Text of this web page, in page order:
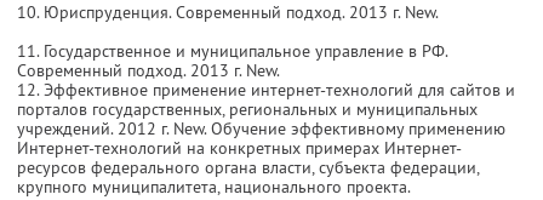
10. Юриспруденция. Современный подход. 2013 г. New.
11. Государственное и муниципальное управление в РФ.
Современный подход. 2013 г. New.
12. Эффективное применение интернет-технологий для сайтов и
порталов государственных, региональных и муниципальных
учреждений. 2012 г. New. Обучение эффективному применению
Интернет-технологий на конкретных примерах Интернет-
ресурсов федерального органа власти, субъекта федерации,
крупного муниципалитета, национального проекта.